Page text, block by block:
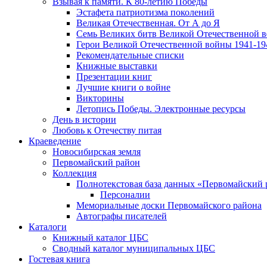
Эcтафета патриотизма поколений
Великая Отечественная. От А до Я
Семь Великих битв Великой Отечественной
Герои Великой Отечественной войны 1941-
Рекомендательные списки
Книжные выставки
Презентации книг
Лучшие книги о войне
Викторины
Летопись Победы. Электронные ресурсы
День в истории
Любовь к Отечеству питая
Краеведение
Новосибирская земля
Первомайский район
Коллекция
Полнотекстовая база данных «Первомайский
Персоналии
Мемориальные доски Первомайского района
Автографы писателей
Каталоги
Книжный каталог ЦБС
Сводный каталог муниципальных ЦБС
Гостевая книга